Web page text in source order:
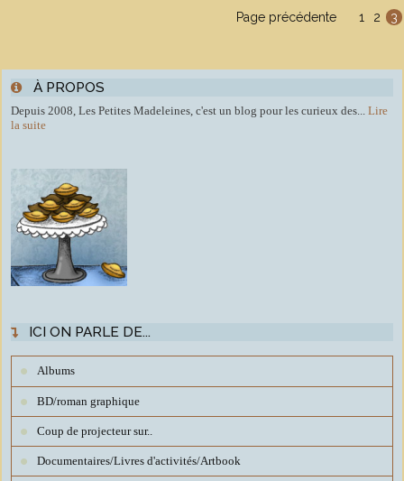
À PROPOS
Depuis 2008, Les Petites Madeleines, c'est un blog pour les curieux des...
Lire
la suite
ICI ON PARLE DE...
Albums
BD/roman graphique
Coup de projecteur sur..
Documentaires/Livres d'activités/Artbook
Page précédente 1 2 3